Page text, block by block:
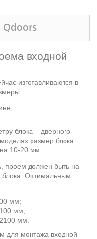
входной
изготавливаются в
блока – дверного
размер блока
10-20 мм.
проем должен быть на
блока. Оптимальным
мм;
мм;
мм.
для монтажа входной